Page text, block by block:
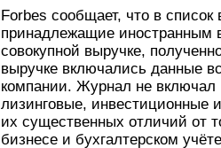
Forbes сообщает, что в
принадлежащие иностранным
совокупной выручке,
выручке включались данные
компании. Журнал не включал
лизинговые, инвестиционные
их существенных отличий от
бизнесе и бухгалтерском